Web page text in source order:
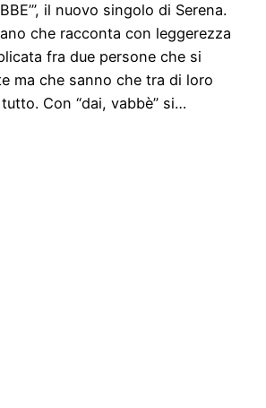
il nuovo singolo di Serena.
che racconta con leggerezza
fra due persone che si
ma che sanno che tra di loro
Con “dai, vabbè” si…